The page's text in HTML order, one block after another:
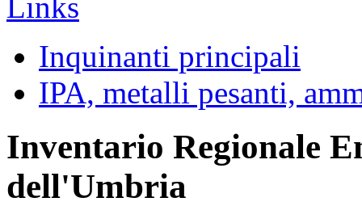
Inquinanti principali
IPA, metalli pesanti,
Inventario Regionale
dell'Umbria